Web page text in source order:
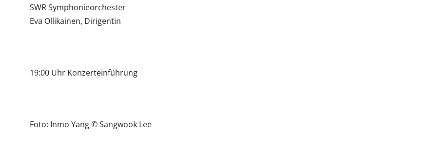
SWR Symphonieorchester
Eva Ollikainen, Dirigentin
19:00 Uhr Konzerteinführung
Foto: Inmo Yang © Sangwook Lee